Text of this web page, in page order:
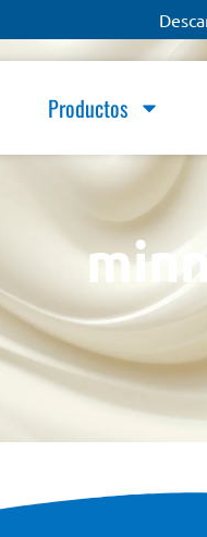
Productos